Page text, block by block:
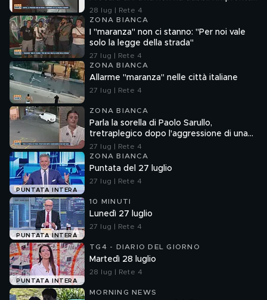
33 è la pistola fumante
28 lug | Rete 4
ZONA BIANCA
I "maranza" non ci stanno: "Per noi vale
solo la legge della strada"
27 lug | Rete 4
ZONA BIANCA
Allarme "maranza" nelle città italiane
27 lug | Rete 4
ZONA BIANCA
Parla la sorella di Paolo Sarullo,
tretraplegico dopo l'aggressione di una
baby gang
27 lug | Rete 4
PUNTATA INTERA
ZONA BIANCA
Puntata del 27 luglio
27 lug | Rete 4
PUNTATA INTERA
10 MINUTI
Lunedì 27 luglio
27 lug | Rete 4
PUNTATA INTERA
TG4 - DIARIO DEL GIORNO
Martedì 28 luglio
28 lug | Rete 4
MORNING NEWS